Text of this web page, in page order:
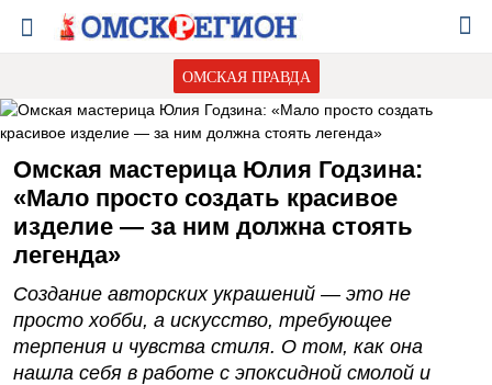
ОМСКАЯ ПРАВДА
Омская мастерица Юлия Годзина:
«Мало просто создать красивое
изделие — за ним должна стоять
легенда»
Создание авторских украшений — это не
просто хобби, а искусство, требующее
терпения и чувства стиля. О том, как она
нашла себя в работе с эпоксидной смолой и